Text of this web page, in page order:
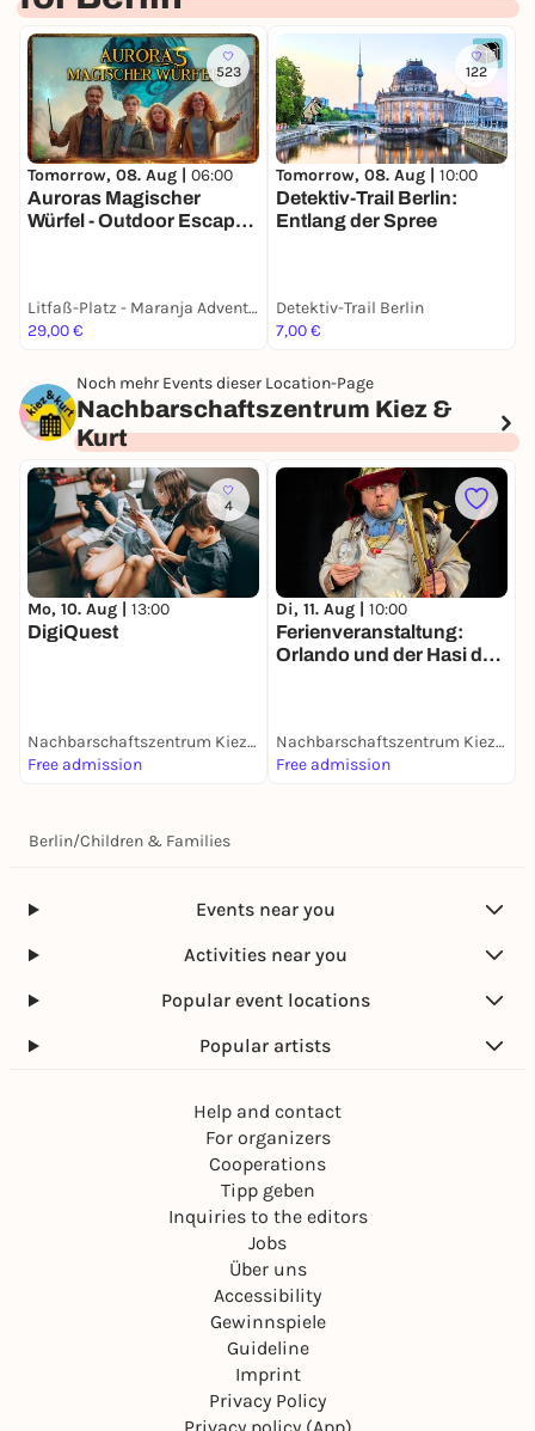
523
Tomorrow, 08. Aug | 06:00
Auroras Magischer
Würfel - Outdoor Escape
Litfaß-Platz - Maranja Adventure Club
29,00 €
122
Tomorrow, 08. Aug | 10:00
Detektiv-Trail Berlin:
Entlang der Spree
Detektiv-Trail Berlin
7,00 €
Noch mehr Events dieser Location-Page
Nachbarschaftszentrum Kiez &
Kurt
4
Mo, 10. Aug | 13:00
DigiQuest
Nachbarschaftszentrum Kiez & Kurt
Free admission
Di, 11. Aug | 10:00
Ferienveranstaltung:
Orlando und der Hasi des
Nachbarschaftszentrum Kiez & Kurt
Free admission
Berlin/Children & Families
Events near you
Activities near you
Popular event locations
Popular artists
Help and contact
For organizers
Cooperations
Tipp geben
Inquiries to the editors
Jobs
Über uns
Accessibility
Gewinnspiele
Guideline
Imprint
Privacy Policy